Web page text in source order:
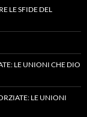
LE SFIDE DEL
LE UNIONI CHE DIO
LE UNIONI